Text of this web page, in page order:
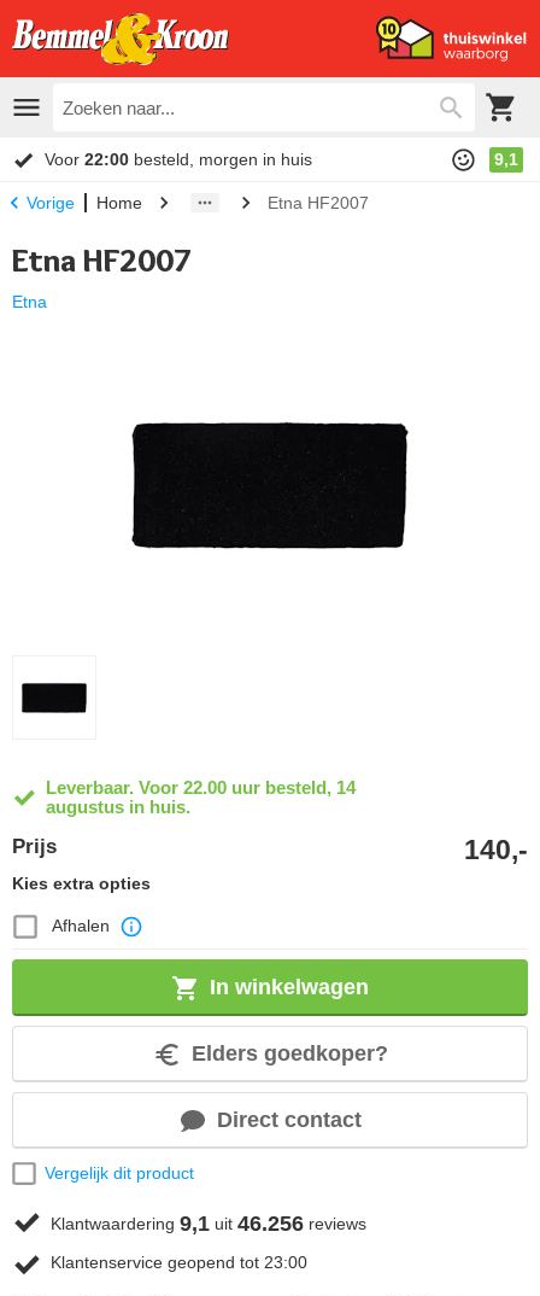
Voor 22:00 besteld, morgen in huis 9,1
Vorige Home Etna HF2007
Etna HF2007
Etna
Leverbaar. Voor 22.00 uur besteld, 14
augustus in huis.
Prijs 140,-
Kies extra opties
Afhalen
In winkelwagen
Elders goedkoper?
Direct contact
Vergelijk dit product
Klantwaardering 9,1 uit 46.256 reviews
Klantenservice geopend tot 23:00